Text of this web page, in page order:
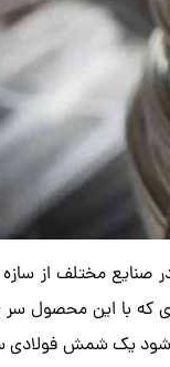
مختلف از
با این محصول سر و
شود یک شمش